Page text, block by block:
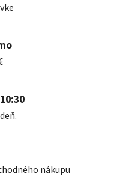
nákupu